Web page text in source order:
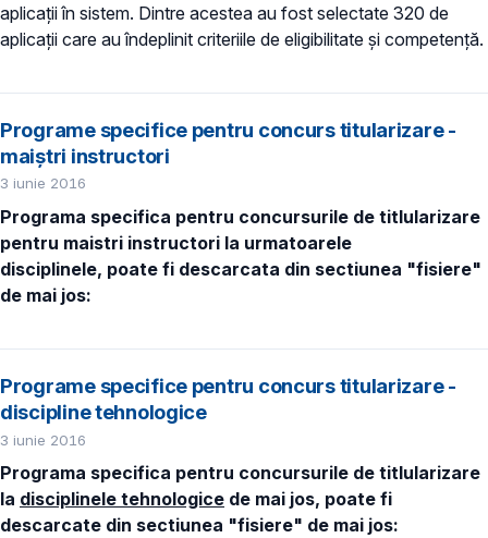
aplicaţii în sistem. Dintre acestea au fost selectate 320 de
aplicaţii care au îndeplinit criteriile de eligibilitate şi competenţă.
Programe specifice pentru concurs titularizare -
maiștri instructori
3 iunie 2016
Programa specifica pentru concursurile de titlularizare
pentru maistri instructori la urmatoarele
disciplinele, poate fi descarcata din sectiunea "fisiere"
de mai jos:
Programe specifice pentru concurs titularizare -
discipline tehnologice
3 iunie 2016
Programa specifica pentru concursurile de titlularizare
la disciplinele tehnologice de mai jos, poate fi
descarcate din sectiunea "fisiere" de mai jos: